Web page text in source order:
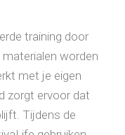
training door
worden
met je eigen
zorgt ervoor dat
Tijdens de